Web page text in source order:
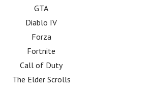
GTA
Diablo IV
Forza
Fortnite
Call of Duty
The Elder Scrolls